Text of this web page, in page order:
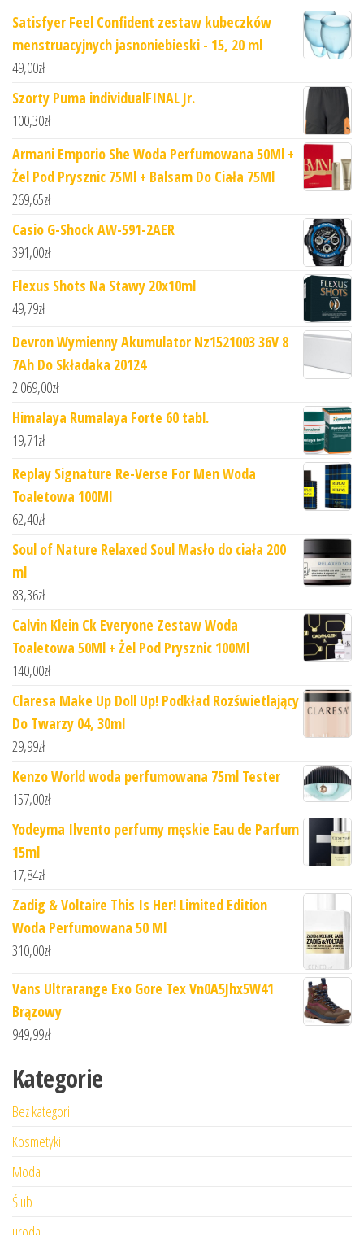
Satisfyer Feel Confident zestaw kubeczków
menstruacyjnych jasnoniebieski - 15, 20 ml
49,00zł
Szorty Puma individualFINAL Jr.
100,30zł
Armani Emporio She Woda Perfumowana 50Ml +
Żel Pod Prysznic 75Ml + Balsam Do Ciała 75Ml
269,65zł
Casio G-Shock AW-591-2AER
391,00zł
Flexus Shots Na Stawy 20x10ml
49,79zł
Devron Wymienny Akumulator Nz1521003 36V 8
7Ah Do Składaka 20124
2 069,00zł
Himalaya Rumalaya Forte 60 tabl.
19,71zł
Replay Signature Re-Verse For Men Woda
Toaletowa 100Ml
62,40zł
Soul of Nature Relaxed Soul Masło do ciała 200
ml
83,36zł
Calvin Klein Ck Everyone Zestaw Woda
Toaletowa 50Ml + Żel Pod Prysznic 100Ml
140,00zł
Claresa Make Up Doll Up! Podkład Rozświetlający
Do Twarzy 04, 30ml
29,99zł
Kenzo World woda perfumowana 75ml Tester
157,00zł
Yodeyma Ilvento perfumy męskie Eau de Parfum
15ml
17,84zł
Zadig & Voltaire This Is Her! Limited Edition
Woda Perfumowana 50 Ml
310,00zł
Vans Ultrarange Exo Gore Tex Vn0A5Jhx5W41
Brązowy
949,99zł
Kategorie
Bez kategorii
Kosmetyki
Moda
Ślub